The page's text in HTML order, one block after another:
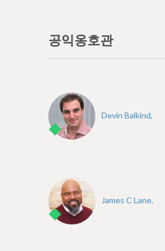
공익옹호관
Devin Balkind,
James C Lane,